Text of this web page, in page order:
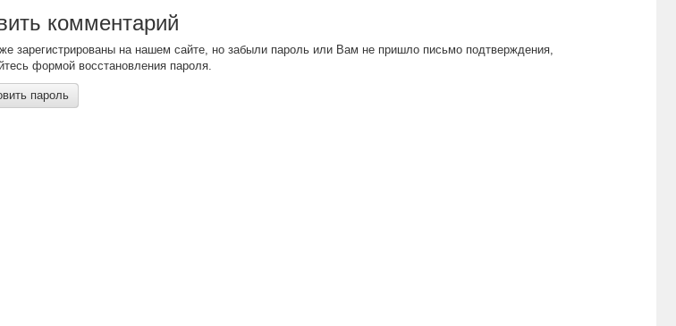
комментарий
зарегистрированы на нашем сайте, но забыли пароль или Вам не пришло письмо подтверждения,
формой восстановления пароля.
пароль